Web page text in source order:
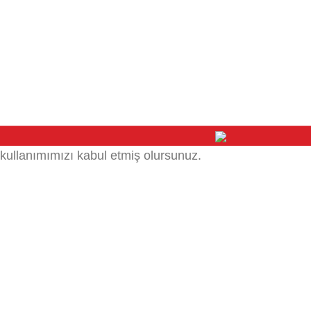
kabul etmiş olursunuz.